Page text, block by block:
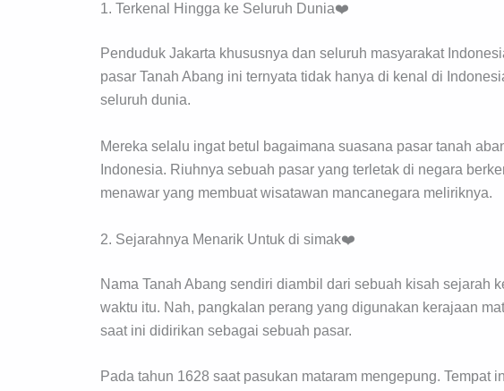
1. Terkenal Hingga ke Seluruh Dunia❤️
Penduduk Jakarta khususnya dan seluruh masyarakat
pasar Tanah Abang ini ternyata tidak hanya di kenal di
seluruh dunia.
Mereka selalu ingat betul bagaimana suasana pasar tanah
Indonesia. Riuhnya sebuah pasar yang terletak di negara
menawar yang membuat wisatawan mancanegara meliriknya.
2. Sejarahnya Menarik Untuk di simak❤️
Nama Tanah Abang sendiri diambil dari sebuah kisah sejarah
waktu itu. Nah, pangkalan perang yang digunakan kerajaan
saat ini didirikan sebagai sebuah pasar.
Pada tahun 1628 saat pasukan mataram mengepung. Tempat